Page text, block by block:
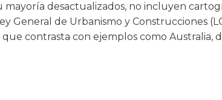
mayoría desactualizados, no incluyen
General de Urbanismo y Construcciones
contrasta con ejemplos como Australia,